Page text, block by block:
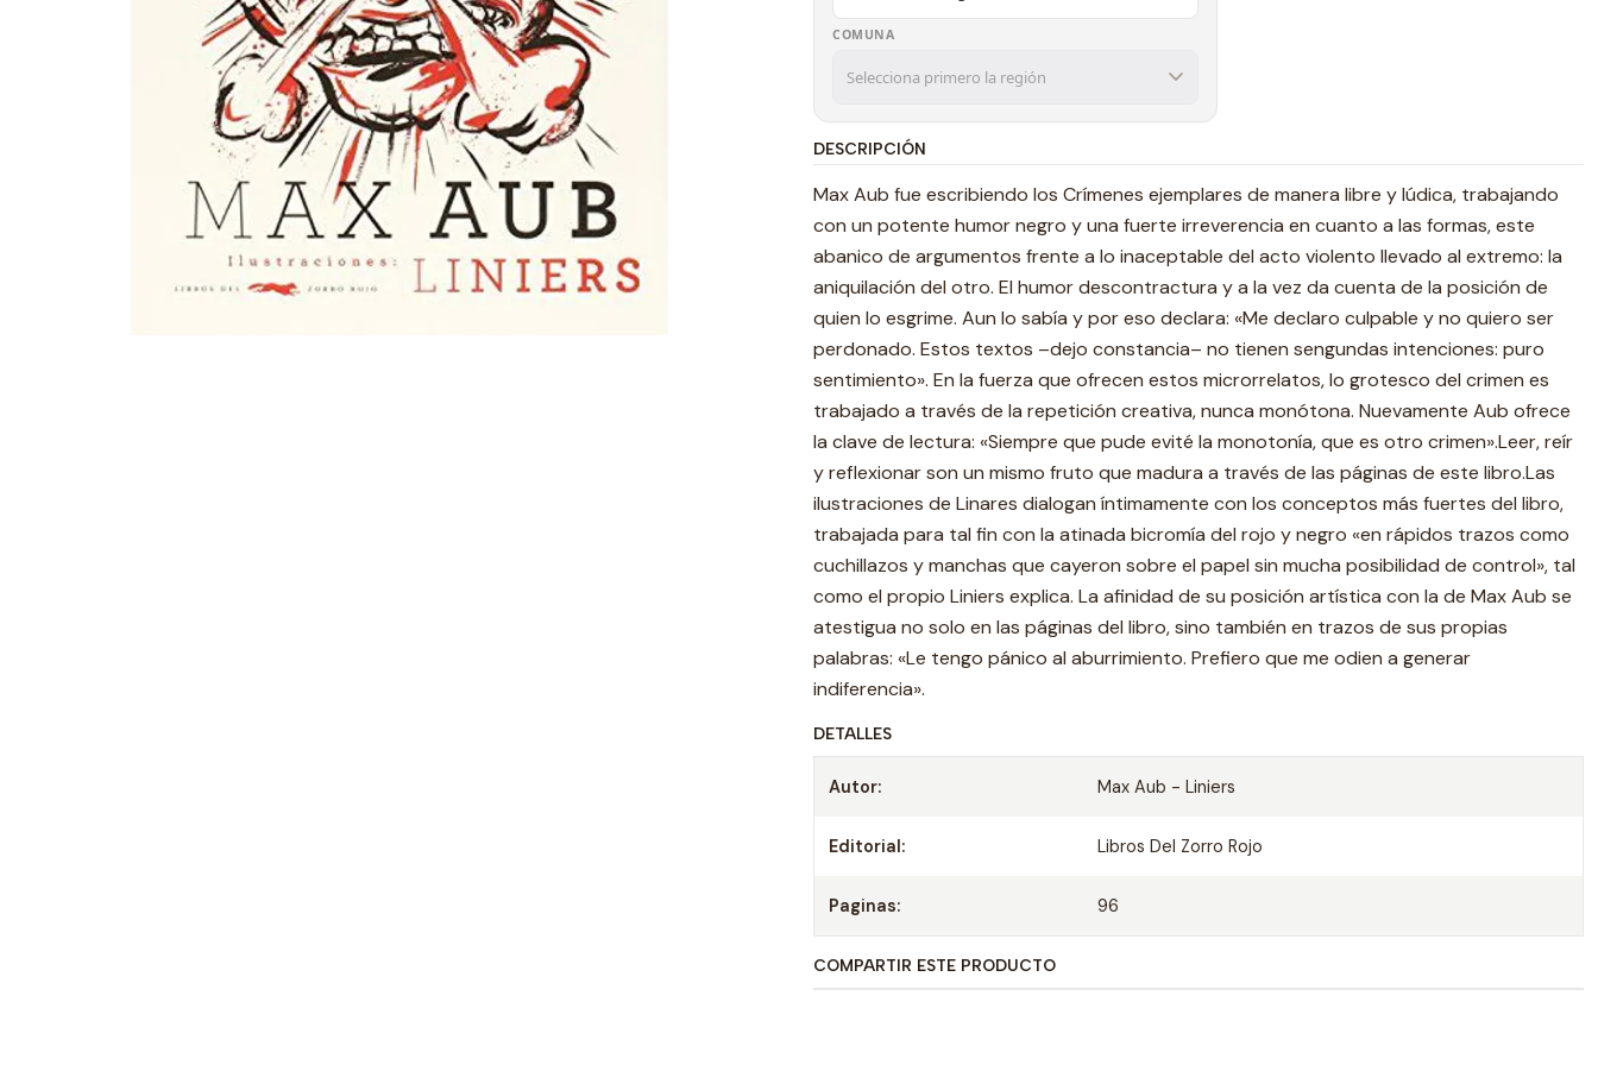
COMUNA
DESCRIPCIÓN
Max Aub fue escribiendo los Crímenes ejemplares de manera libre y lúdica, trabajando
con un potente humor negro y una fuerte irreverencia en cuanto a las formas, este
abanico de argumentos frente a lo inaceptable del acto violento llevado al extremo: la
aniquilación del otro. El humor descontractura y a la vez da cuenta de la posición de
quien lo esgrime. Aun lo sabía y por eso declara: «Me declaro culpable y no quiero ser
perdonado. Estos textos –dejo constancia– no tienen sengundas intenciones: puro
sentimiento». En la fuerza que ofrecen estos microrrelatos, lo grotesco del crimen es
trabajado a través de la repetición creativa, nunca monótona. Nuevamente Aub ofrece
la clave de lectura: «Siempre que pude evité la monotonía, que es otro crimen».Leer, reír
y reflexionar son un mismo fruto que madura a través de las páginas de este libro.Las
ilustraciones de Linares dialogan íntimamente con los conceptos más fuertes del libro,
trabajada para tal fin con la atinada bicromía del rojo y negro «en rápidos trazos como
cuchillazos y manchas que cayeron sobre el papel sin mucha posibilidad de control», tal
como el propio Liniers explica. La afinidad de su posición artística con la de Max Aub se
atestigua no solo en las páginas del libro, sino también en trazos de sus propias
palabras: «Le tengo pánico al aburrimiento. Prefiero que me odien a generar
indiferencia».
DETALLES
Autor: Max Aub - Liniers
Editorial: Libros Del Zorro Rojo
Paginas: 96
COMPARTIR ESTE PRODUCTO